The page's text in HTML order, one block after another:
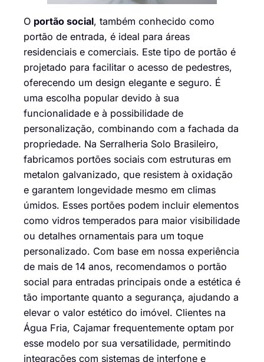
O portão social, também conhecido como
portão de entrada, é ideal para áreas
residenciais e comerciais. Este tipo de portão é
projetado para facilitar o acesso de pedestres,
oferecendo um design elegante e seguro. É
uma escolha popular devido à sua
funcionalidade e à possibilidade de
personalização, combinando com a fachada da
propriedade. Na Serralheria Solo Brasileiro,
fabricamos portões sociais com estruturas em
metalon galvanizado, que resistem à oxidação
e garantem longevidade mesmo em climas
úmidos. Esses portões podem incluir elementos
como vidros temperados para maior visibilidade
ou detalhes ornamentais para um toque
personalizado. Com base em nossa experiência
de mais de 14 anos, recomendamos o portão
social para entradas principais onde a estética é
tão importante quanto a segurança, ajudando a
elevar o valor estético do imóvel. Clientes na
Água Fria, Cajamar frequentemente optam por
esse modelo por sua versatilidade, permitindo
integrações com sistemas de interfone e